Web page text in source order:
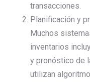
transacciones.
Planificación y
Muchos
inventarios
y pronóstico de
utilizan